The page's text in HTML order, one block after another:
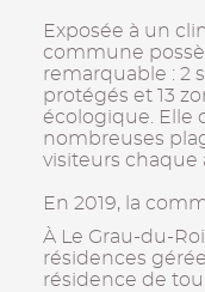
Exposée à un
commune
remarquable : 2
protégés et 13
écologique. Elle
nombreuses
visiteurs chaque
En 2019, la
À Le Grau-du-
résidences
résidence de